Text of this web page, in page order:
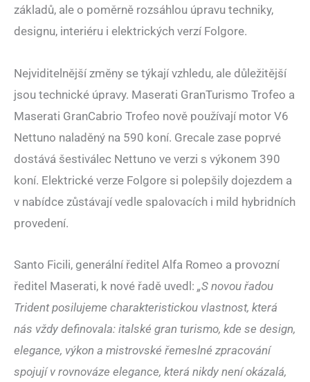
základů, ale o poměrně rozsáhlou úpravu techniky,
designu, interiéru i elektrických verzí Folgore.
Nejviditelnější změny se týkají vzhledu, ale důležitější
jsou technické úpravy. Maserati GranTurismo Trofeo a
Maserati GranCabrio Trofeo nově používají motor V6
Nettuno naladěný na 590 koní. Grecale zase poprvé
dostává šestiválec Nettuno ve verzi s výkonem 390
koní. Elektrické verze Folgore si polepšily dojezdem a
v nabídce zůstávají vedle spalovacích i mild hybridních
provedení.
Santo Ficili, generální ředitel Alfa Romeo a provozní
ředitel Maserati, k nové řadě uvedl: „S novou řadou
Trident posilujeme charakteristickou vlastnost, která
nás vždy definovala: italské gran turismo, kde se design,
elegance, výkon a mistrovské řemeslné zpracování
spojují v rovnováze elegance, která nikdy není okázalá,